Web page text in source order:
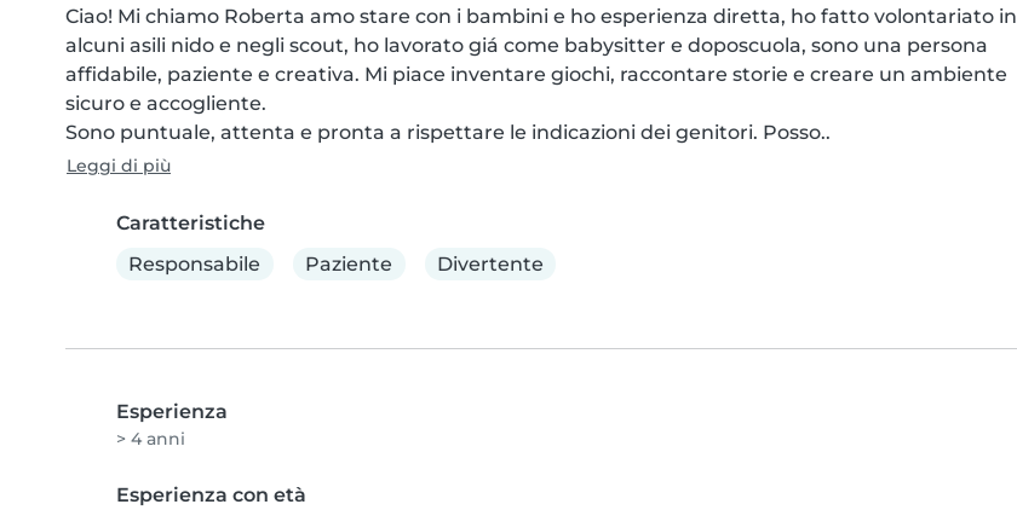
Ciao! Mi chiamo Roberta amo stare con i bambini e ho esperienza diretta, ho fatto volontariato in
alcuni asili nido e negli scout, ho lavorato giá come babysitter e doposcuola, sono una persona
affidabile, paziente e creativa. Mi piace inventare giochi, raccontare storie e creare un ambiente
sicuro e accogliente.
Sono puntuale, attenta e pronta a rispettare le indicazioni dei genitori. Posso..
Leggi di più
Caratteristiche
Responsabile
Paziente Divertente
Esperienza
> 4 anni
Esperienza con età